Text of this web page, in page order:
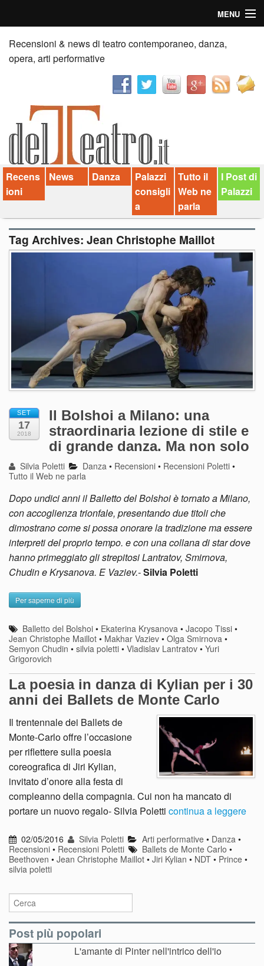
MENU
Home
Recensioni
News
Palazzi consiglia
Video
Chi siamo
Contatti
Recensioni & news di teatro contemporaneo, danza,
opera, arti performative
Recens
ioni
News Danza
Palazzi
consigli
a
Tutto il
Web ne
parla
I Post di
Palazzi
Tag Archives: Jean Christophe Maillot
SET
17
2018
Il Bolshoi a Milano: una
straordinaria lezione di stile e
di grande danza. Ma non solo
Silvia Poletti Danza • Recensioni • Recensioni Poletti •
Tutto il Web ne parla
Dopo undici anni il Balletto del Bolshoi è tornato a Milano,
con accoglienza trionfale, presentando due titoli che
dimostrano come si possa onorare la tradizione ma essere
interpreti del proprio tempo. e con una collana di star dove
hanno primeggiato gli strepitosi Lantratov, Smirnova,
Chudin e Krysanova. E Vaziev.-Silvia Poletti
Per saperne di più
Balletto del Bolshoi • Ekaterina Krysanova •Jacopo Tissi •
Jean Christophe Maillot • Makhar Vaziev • Olga Smirnova •
Semyon Chudin • silvia poletti • Vladislav Lantratov • Yuri
Grigorovich
La poesia in danza di Kylian per i 30
anni dei Ballets de Monte Carlo
Il trentennale dei Ballets de
Monte-Carlo offre l’occasione
per riflettere sulla poesia
coreografica di Jiri Kylian,
invitato d’onore alla festa di
compleanno della compagnia. Cui non ha mancato di
portare un nuovo regalo- Silvia Poletti continua a leggere
02/05/2016 Silvia Poletti Arti performative• Danza •
Recensioni • Recensioni Poletti Ballets de Monte Carlo •
Beethoven • Jean Christophe Maillot • Jiri Kylian • NDT • Prince •
silvia poletti
Post più popolari
L'amante di Pinter nell'intrico dell'io